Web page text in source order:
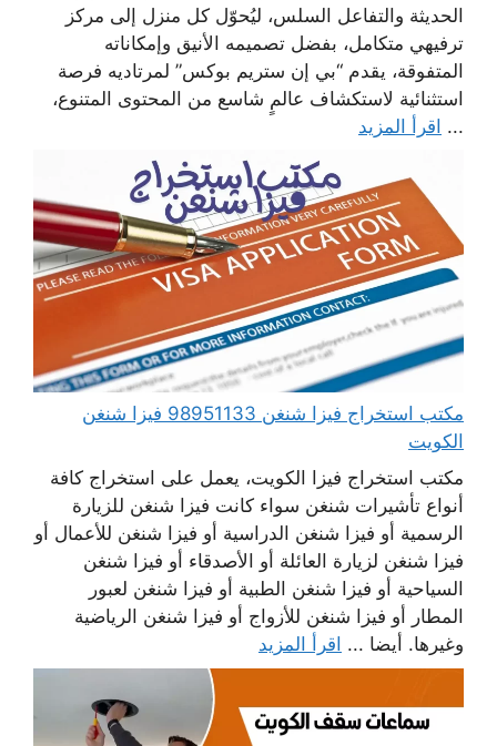
الحديثة والتفاعل السلس، ليُحوّل كل منزل إلى مركز
ترفيهي متكامل، بفضل تصميمه الأنيق وإمكاناته
المتفوقة، يقدم “بي إن ستريم بوكس” لمرتاديه فرصة
استثنائية لاستكشاف عالمٍ شاسع من المحتوى المتنوع،
... اقرأ المزيد
مكتب استخراج فيزا شنغن 98951133 فيزا شنغن
الكويت
مكتب استخراج فيزا الكويت، يعمل على استخراج كافة
أنواع تأشيرات شنغن سواء كانت فيزا شنغن للزيارة
الرسمية أو فيزا شنغن الدراسية أو فيزا شنغن للأعمال أو
فيزا شنغن لزيارة العائلة أو الأصدقاء أو فيزا شنغن
السياحية أو فيزا شنغن الطبية أو فيزا شنغن لعبور
المطار أو فيزا شنغن للأزواج أو فيزا شنغن الرياضية
وغيرها. أيضا ... اقرأ المزيد